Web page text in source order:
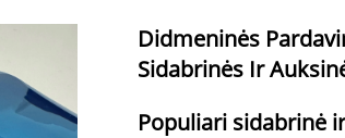
Didmeninės
Sidabrinės Ir
Populiari sidabrinė